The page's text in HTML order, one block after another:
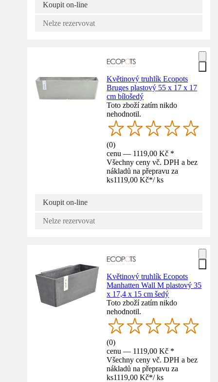
Koupit on-line
Nelze rezervovat
Květinový truhlík Ecopots
Bruges plastový 55 x 17 x 17
cm bílošedý
Toto zboží zatím nikdo
nehodnotil.
(0)
cenu — 1119,00 Kč *
Všechny ceny vč. DPH a bez
nákladů na přepravu za
ks1119,00 Kč*/ ks
Koupit on-line
Nelze rezervovat
Květinový truhlík Ecopots
Manhatten Wall M plastový 35
x 17,4 x 15 cm šedý
Toto zboží zatím nikdo
nehodnotil.
(0)
cenu — 1119,00 Kč *
Všechny ceny vč. DPH a bez
nákladů na přepravu za
ks1119,00 Kč*/ ks